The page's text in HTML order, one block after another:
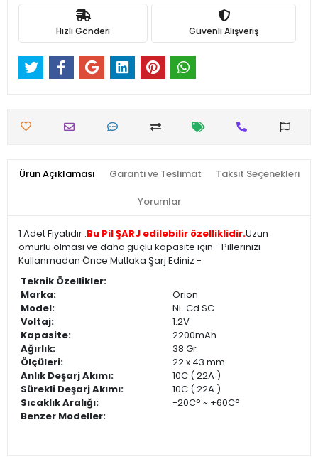
Hızlı Gönderi Güvenli Alışveriş
Ürün Açıklaması Garanti ve Teslimat Taksit Seçenekleri
Yorumlar
1 Adet Fiyatıdır .Bu Pil ŞARJ edilebilir özelliklidir.Uzun
ömürlü olması ve daha güçlü kapasite için– Pillerinizi
Kullanmadan Önce Mutlaka Şarj Ediniz -
Teknik Özellikler:
Marka:
Orion
Model:
Ni-Cd SC
Voltaj:
1.2V
Kapasite:
2200mAh
Ağırlık:
38 Gr
Ölçüleri:
22 x 43 mm
Anlık Deşarj Akımı:
10C ( 22A )
Sürekli Deşarj Akımı:
10C ( 22A )
Sıcaklık Aralığı:
-20C° ~ +60C°
Benzer Modeller: